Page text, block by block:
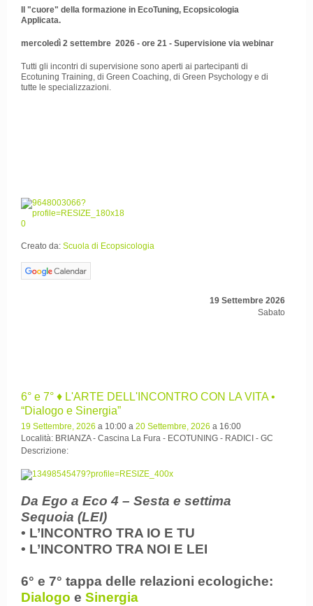
Il "cuore" della formazione in EcoTuning, Ecopsicologia
Applicata.
mercoledì 2 settembre 2026 - ore 21 - Supervisione via webinar
Tutti gli incontri di supervisione sono aperti ai partecipanti di
Ecotuning Training, di Green Coaching, di Green Psychology e di
tutte le specializzazioni.
Creato da: Scuola di Ecopsicologia
19 Settembre 2026
Sabato
6° e 7° ♦ L'ARTE DELL'INCONTRO CON LA VITA •
“Dialogo e Sinergia”
19 Settembre, 2026 a 10:00 a 20 Settembre, 2026 a 16:00
Località: BRIANZA - Cascina La Fura - ECOTUNING - RADICI - GC
Descrizione:
Da Ego a Eco 4 – Sesta e settima
Sequoia (LEI)
• L’INCONTRO TRA IO E TU
• L’INCONTRO TRA NOI E LEI
6° e 7° tappa delle relazioni ecologiche:
Dialogo e Sinergia